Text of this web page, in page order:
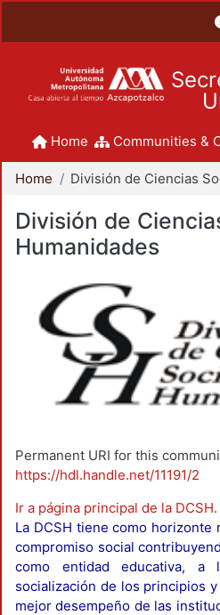
Home Communities &
Home
División de
Humanidades
Permanent URI for this
https://hdl.handle.net/11191/2
Ir a página principal de la DCSH.
La DCSH tiene como
compromiso social
como entidad educativa,
socialización de los principios
mejor desempeño de las